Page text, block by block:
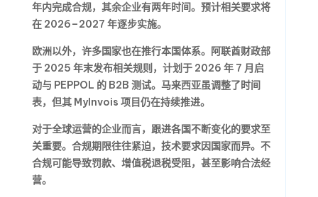
年内完成合规，其余企业有两年时间。预计相关要求将
在 2026–2027 年逐步实施。
欧洲以外，许多国家也在推行本国体系。阿联酋财政部
于 2025 年末发布相关规则，计划于 2026 年 7 月启
动与 PEPPOL 的 B2B 测试。马来西亚虽调整了时间
表，但其 MyInvois 项目仍在持续推进。
对于全球运营的企业而言，跟进各国不断变化的要求至
关重要。合规期限往往紧迫，技术要求因国家而异。不
合规可能导致罚款、增值税退税受阻，甚至影响合法经
营。